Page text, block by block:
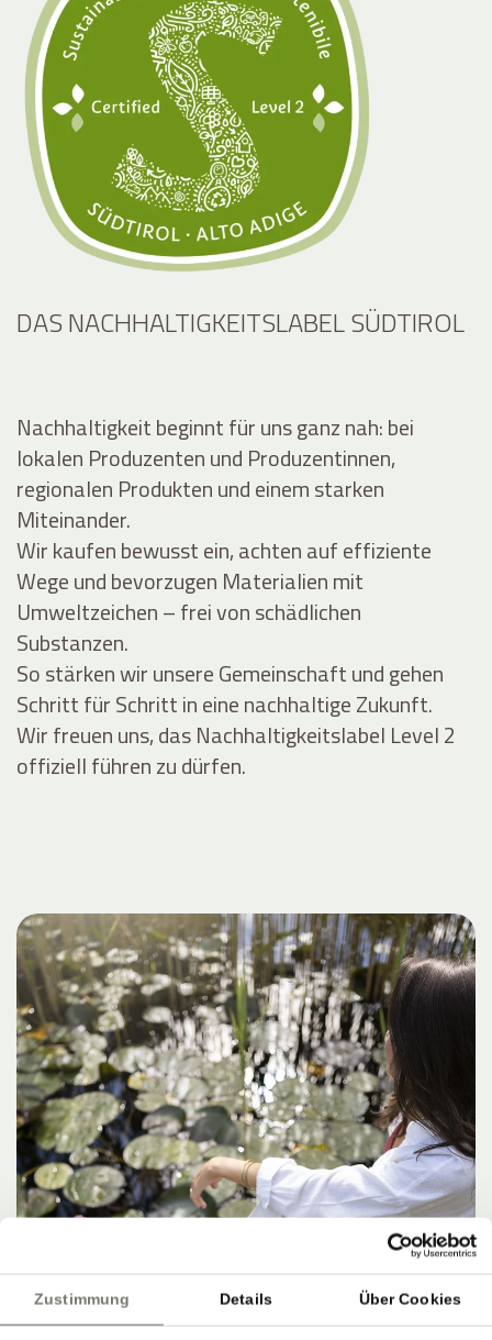
Zustimmung Details Über Cookies
DAS NACHHALTIGKEITSLABEL SÜDTIROL
Nachhaltigkeit beginnt für uns ganz nah: bei
lokalen Produzenten und Produzentinnen,
regionalen Produkten und einem starken
Miteinander.
Wir kaufen bewusst ein, achten auf effiziente
Wege und bevorzugen Materialien mit
Umweltzeichen – frei von schädlichen
Substanzen.
So stärken wir unsere Gemeinschaft und gehen
Schritt für Schritt in eine nachhaltige Zukunft.
Wir freuen uns, das Nachhaltigkeitslabel Level 2
offiziell führen zu dürfen.